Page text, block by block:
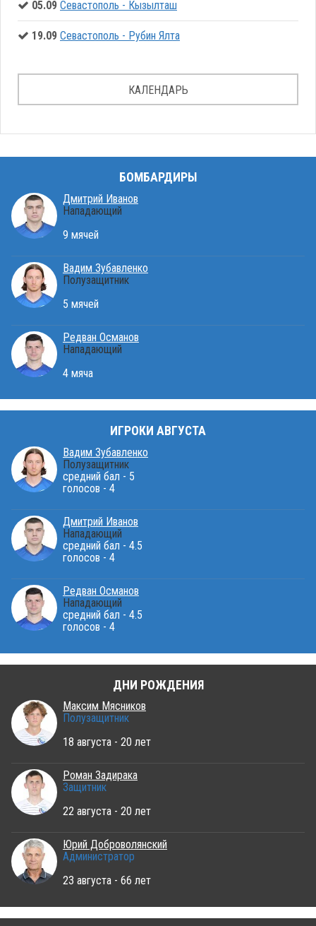
05.09 Севастополь - Кызылташ
19.09 Севастополь - Рубин Ялта
КАЛЕНДАРЬ
БОМБАРДИРЫ
Дмитрий Иванов
Нападающий
9 мячей
Вадим Зубавленко
Полузащитник
5 мячей
Редван Османов
Нападающий
4 мяча
ИГРОКИ АВГУСТА
Вадим Зубавленко
Полузащитник
средний бал - 5
голосов - 4
Дмитрий Иванов
Нападающий
средний бал - 4.5
голосов - 4
Редван Османов
Нападающий
средний бал - 4.5
голосов - 4
ДНИ РОЖДЕНИЯ
Максим Мясников
Полузащитник
18 августа - 20 лет
Роман Задирака
Защитник
22 августа - 20 лет
Юрий Доброволянский
Администратор
23 августа - 66 лет